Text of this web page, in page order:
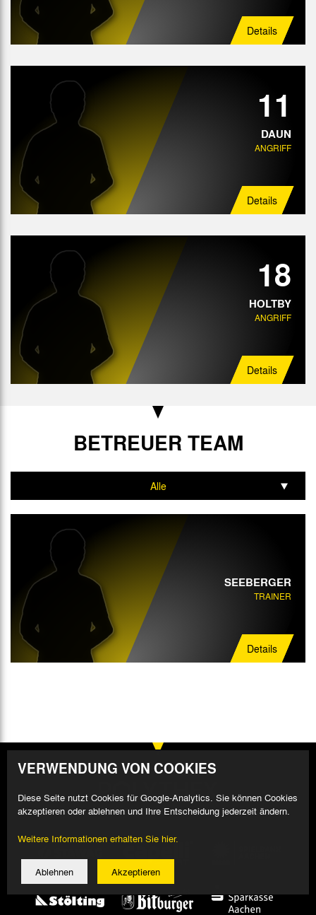
Details
11
DAUN
ANGRIFF
Details
18
HOLTBY
ANGRIFF
Details
BETREUER TEAM
Alle
Trainer
SEEBERGER
TRAINER
Details
VERWENDUNG VON COOKIES
Diese Seite nutzt Cookies für Google-Analytics. Sie können Cookies
akzeptieren oder ablehnen und Ihre Entscheidung jederzeit ändern.
Weitere Informationen erhalten Sie hier.
Ablehnen Akzeptieren